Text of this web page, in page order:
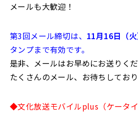
メールも大歓迎！
第3回メール締切は、 11月16日（
タンプまで有効です。
是非、メールはお早めにお送りくだ
たくさんのメール、お待ちしてお
◆文化放送モバイルplus（ケータ